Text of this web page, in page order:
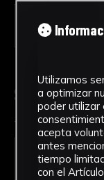
Solicitud de
Tipo de
Utilizamos
a optimizar
poder utilizar
acepta
antes
tiempo
con el